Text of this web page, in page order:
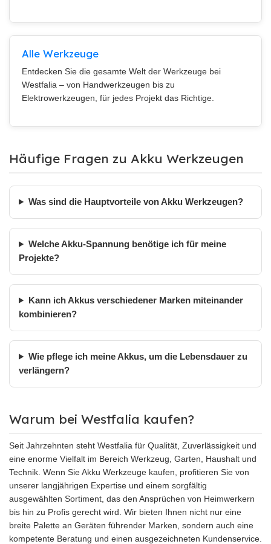
Alle Werkzeuge
Entdecken Sie die gesamte Welt der Werkzeuge bei
Westfalia – von Handwerkzeugen bis zu
Elektrowerkzeugen, für jedes Projekt das Richtige.
Häufige Fragen zu Akku Werkzeugen
Was sind die Hauptvorteile von Akku Werkzeugen?
Welche Akku-Spannung benötige ich für meine
Projekte?
Kann ich Akkus verschiedener Marken miteinander
kombinieren?
Wie pflege ich meine Akkus, um die Lebensdauer zu
verlängern?
Warum bei Westfalia kaufen?
Seit Jahrzehnten steht Westfalia für Qualität, Zuverlässigkeit und
eine enorme Vielfalt im Bereich Werkzeug, Garten, Haushalt und
Technik. Wenn Sie Akku Werkzeuge kaufen, profitieren Sie von
unserer langjährigen Expertise und einem sorgfältig
ausgewählten Sortiment, das den Ansprüchen von Heimwerkern
bis hin zu Profis gerecht wird. Wir bieten Ihnen nicht nur eine
breite Palette an Geräten führender Marken, sondern auch eine
kompetente Beratung und einen ausgezeichneten Kundenservice.